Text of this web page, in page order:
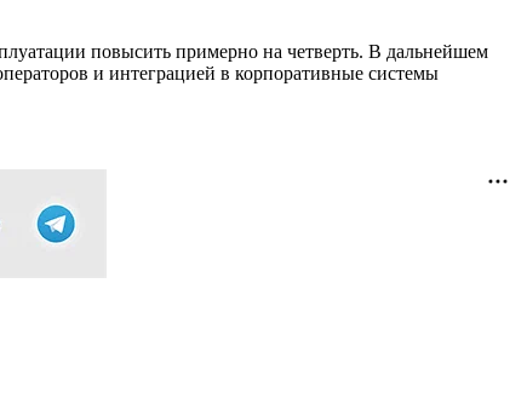
повысить примерно на четверть. В дальнейшем
и интеграцией в корпоративные системы